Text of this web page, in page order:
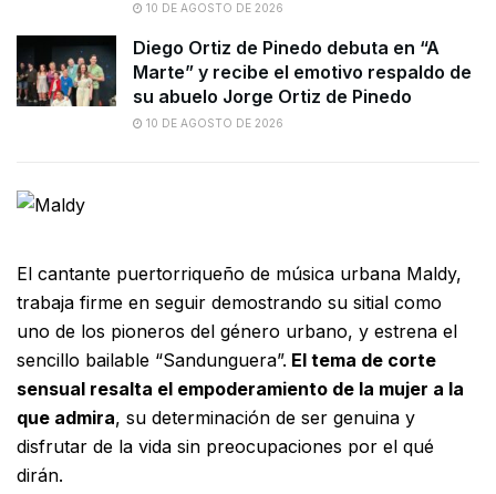
10 DE AGOSTO DE 2026
Diego Ortiz de Pinedo debuta en “A
Marte” y recibe el emotivo respaldo de
su abuelo Jorge Ortiz de Pinedo
10 DE AGOSTO DE 2026
El cantante puertorriqueño de música urbana Maldy,
trabaja firme en seguir demostrando su sitial como
uno de los pioneros del género urbano, y estrena el
sencillo bailable “Sandunguera”. El tema de corte
sensual resalta el empoderamiento de la mujer a la
que admira, su determinación de ser genuina y
disfrutar de la vida sin preocupaciones por el qué
dirán.